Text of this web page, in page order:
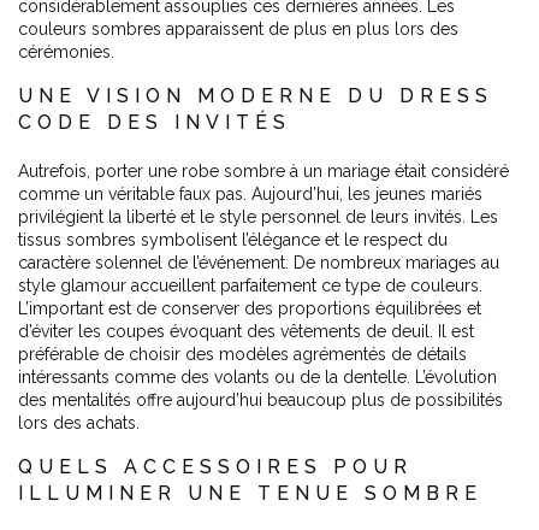
considérablement assouplies ces dernières années. Les
couleurs sombres apparaissent de plus en plus lors des
cérémonies.
UNE VISION MODERNE DU DRESS
CODE DES INVITÉS
Autrefois, porter une robe sombre à un mariage était considéré
comme un véritable faux pas. Aujourd’hui, les jeunes mariés
privilégient la liberté et le style personnel de leurs invités. Les
tissus sombres symbolisent l’élégance et le respect du
caractère solennel de l’événement. De nombreux mariages au
style glamour accueillent parfaitement ce type de couleurs.
L’important est de conserver des proportions équilibrées et
d’éviter les coupes évoquant des vêtements de deuil. Il est
préférable de choisir des modèles agrémentés de détails
intéressants comme des volants ou de la dentelle. L’évolution
des mentalités offre aujourd’hui beaucoup plus de possibilités
lors des achats.
QUELS ACCESSOIRES POUR
ILLUMINER UNE TENUE SOMBRE